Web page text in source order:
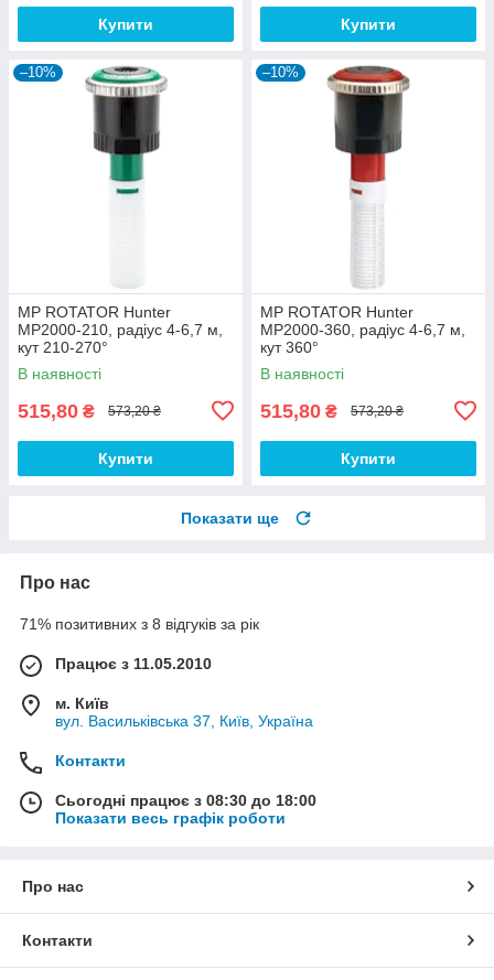
Купити Купити
–10%
MP ROTATOR Hunter
MP2000-210, радіус 4-6,7 м,
кут 210-270°
В наявності
515,80 ₴ 573,20 ₴
Купити
–10%
MP ROTATOR Hunter
MP2000-360, радіус 4-6,7 м,
кут 360°
В наявності
515,80 ₴ 573,20 ₴
Купити
Показати ще
Про нас
71% позитивних з 8 відгуків за рік
Працює з 11.05.2010
м. Київ
вул. Васильківська 37, Київ, Україна
Контакти
Сьогодні працює з 08:30 до 18:00
Показати весь графік роботи
Про нас
Контакти